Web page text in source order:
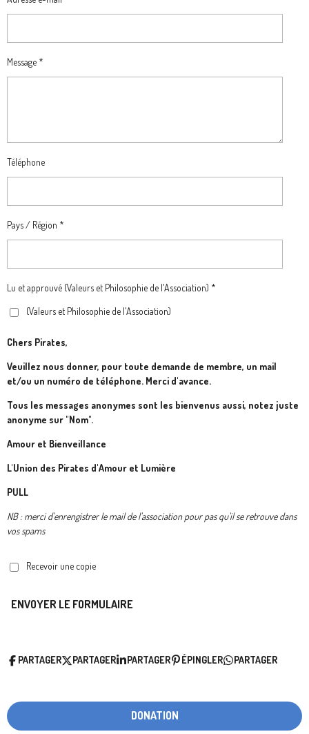
Message *
Téléphone
Pays / Région *
Lu et approuvé (Valeurs et Philosophie de l'Association) *
(Valeurs et Philosophie de l'Association)
Chers Pirates,
Veuillez nous donner, pour toute demande de membre, un mail
et/ou un numéro de téléphone. Merci d'avance.
Tous les messages anonymes sont les bienvenus aussi, notez juste
anonyme sur "Nom".
Amour et Bienveillance
L'Union des Pirates d'Amour et Lumière
PULL
NB : merci d'enrengistrer le mail de l'association pour pas qu'il se retrouve dans
vos spams
Recevoir une copie
ENVOYER LE FORMULAIRE
PARTAGER PARTAGER PARTAGER ÉPINGLER PARTAGER
DONATION